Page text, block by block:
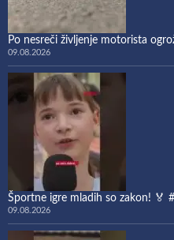
Po nesreči življenje motorista
09.08.2026
Športne igre mladih so zakon! 🏅
09.08.2026